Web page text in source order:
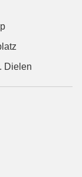
Dielen